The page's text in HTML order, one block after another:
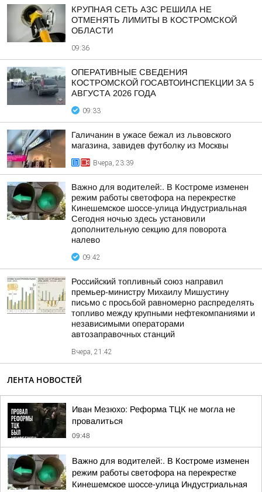
КРУПНАЯ СЕТЬ АЗС РЕШИЛА НЕ
ОТМЕНЯТЬ ЛИМИТЫ В КОСТРОМСКОЙ
ОБЛАСТИ
09:36
ОПЕРАТИВНЫЕ СВЕДЕНИЯ
КОСТРОМСКОЙ ГОСАВТОИНСПЕКЦИИ ЗА 5
АВГУСТА 2026 ГОДА
09:33
Галичанин в ужасе бежал из львовского
магазина, завидев футболку из Москвы
Вчера, 23:39
Важно для водителей:. В Костроме изменен
режим работы светофора на перекрестке
Кинешемское шоссе-улица Индустриальная
Сегодня ночью здесь установили
дополнительную секцию для поворота
налево
09:42
Российский топливный союз направил
премьер-министру Михаилу Мишустину
письмо с просьбой равномерно распределять
топливо между крупными нефтекомпаниями и
независимыми операторами
автозаправочных станций
Вчера, 21:42
ЛЕНТА НОВОСТЕЙ
Иван Мезюхо: Реформа ТЦК не могла не
провалиться
09:48
Важно для водителей:. В Костроме изменен
режим работы светофора на перекрестке
Кинешемское шоссе-улица Индустриальная